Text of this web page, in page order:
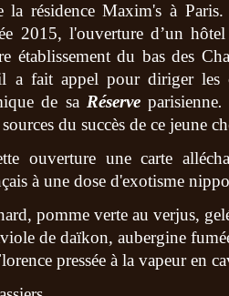
la résidence Maxim's à Paris.
2015, l'ouverture d’un
établissement du bas des
a fait appel pour diriger les
de sa Réserveparisienne
du succès de ce jeune
ouverture une carte
à une dose d'exotisme
pomme verte au verjus,
de daïkon, aubergine
pressée à la vapeur en